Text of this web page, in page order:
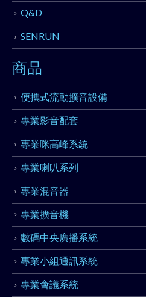
Q&D
SENRUN
商品
便攜式流動擴音設備
專業影音配套
專業咪高峰系統
專業喇叭系列
專業混音器
專業擴音機
數碼中央廣播系統
專業小組通訊系統
專業會議系統